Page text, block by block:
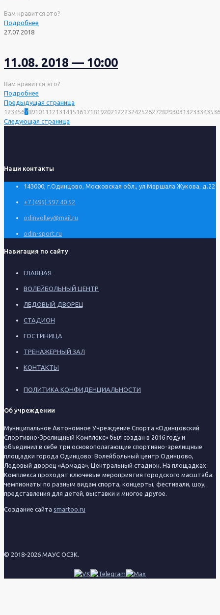
Вам нравится это?
Подробнее
27.07.2018
11.08. 2018 — 10:00
Вам нравится это?
Подробнее
Предыдущая страница
1 234567891011 12 13 1415 161718192021 22232425262728293031 3233343536
Следующая страница
Наши контакты
143000, г.Одинцово, Московская обл., ул.Маршала Жукова, д.22
+7 (495) 597 40 52
odinvolley@mail.ru
odin-sport.ru
Навигация по сайту
ГЛАВНАЯ
ВОЛЕЙБОЛЬНЫЙ ЦЕНТР
ЛЕДОВЫЙ ДВОРЕЦ
СТАДИОН
ГОСТИНИЦА
ТРЕНАЖЕРНЫЙ ЗАЛ
КОНТАКТЫ
ПОЛИТИКА КОНФИДЕНЦИАЛЬНОСТИ
Об учреждении
Муниципальное Автономное Учреждение Спорта «Одинцовский
Спортивно-Зрелищный Комплекс» был создан в 2016 году и
объединил в себе три основополагающие спортивно-зрелищные
площадки города Одинцово: Волейбольный центр Одинцово,
Ледовый дворец «Армада», Центральный стадион. На площадках
Комплекса проходят ключевые мероприятия городского масштаба:
чемпионаты по разным видам спорта, концерты, фестивали, шоу,
представления для детей, выставки и многое другое.
Создание сайта smartoo.ru
© 2018-2026 МАУС ОСЗК.